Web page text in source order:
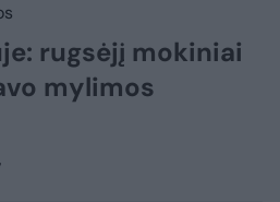
rugsėjį mokiniai
mylimos